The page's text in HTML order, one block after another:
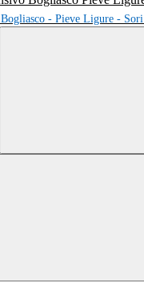
Bogliasco - Pieve Ligure - Sori